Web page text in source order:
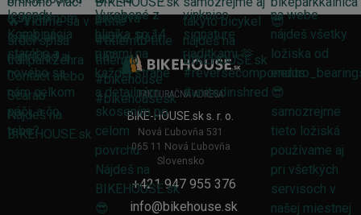
FAKTURAČNÁ ADRESA
BIKE-HOUSE.sk s. r. o.
Nová Ľubovňa 531
065 11 Nová Ľubovňa
Slovensko
+421 947 955 376
info@bikehouse.sk